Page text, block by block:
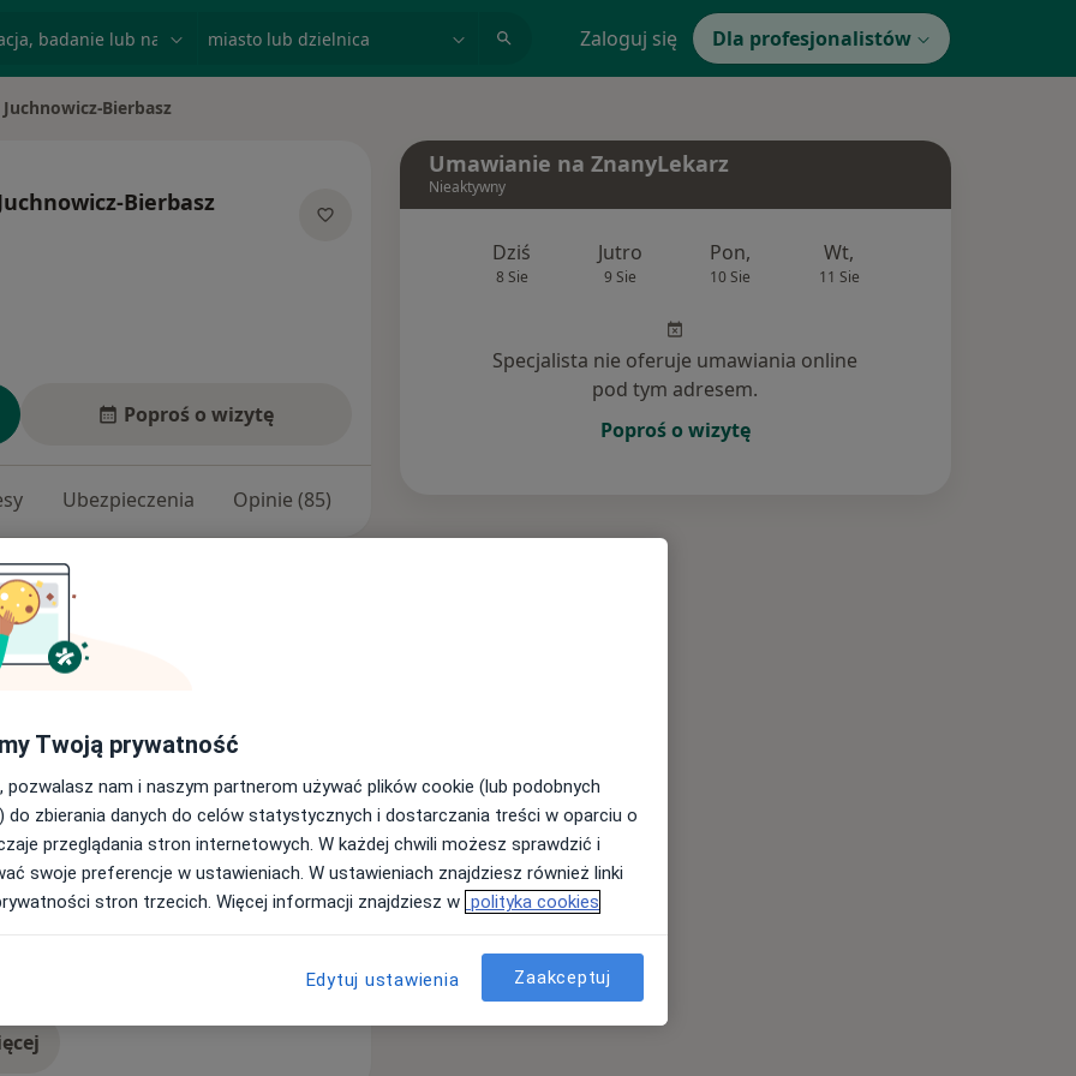
Zaloguj się Dla profesjonalistów
Bierbasz
Bierbasz
Poproś o wizytę
Ubezpieczenia Opinie (85)
pracę doktorską z
i mięśniaków
diagnostyką prenatalną i
oraz chorób genetycznych płodu.
torbiele jajników, nadżerki
sprzęt diagnostyczny, m. in.
Olympus, wideokolposkopy firmy
aparat do krioagulacji
z ekspertami ginekologii i
Umawianie na ZnanyLekarz
Nieaktywny
Dziś
8 Sie
Jutro
9 Sie
Pon,
10 Sie
Wt,
11 Sie
Specjalista nie oferuje umawiania online
pod tym adresem.
Poproś o wizytę
Twoją prywatność
pozwalasz nam i naszym partnerom używać plików cookie (lub podobnych
do zbierania danych do celów statystycznych i dostarczania treści w oparciu o
przeglądania stron internetowych. W każdej chwili możesz sprawdzić i
swoje preferencje w ustawieniach. W ustawieniach znajdziesz również linki
stron trzecich. Więcej informacji znajdziesz w polityka cookies
Edytuj ustawienia Zaakceptuj